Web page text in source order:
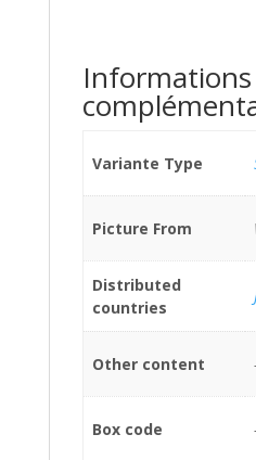
Informations
Variante Type
Picture From
Distributed
countries
Other content
Box code